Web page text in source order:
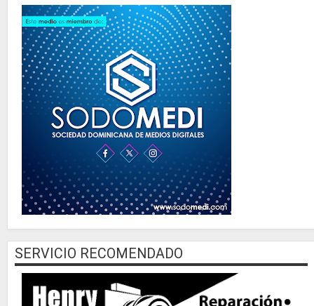
SERVICIO RECOMENDADO